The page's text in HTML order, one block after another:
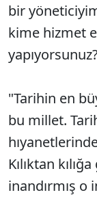
bir
kime hizmet
"Tarihin en
bu millet.
Kılıktan
inandırmış o